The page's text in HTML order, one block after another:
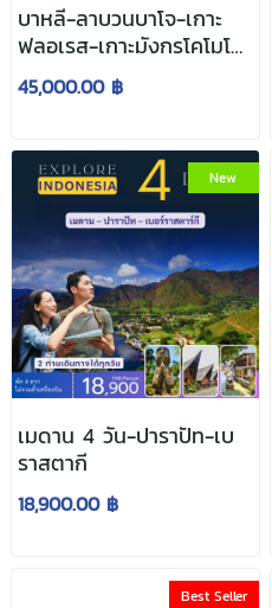
บาหลี-ลาบวนบาโจ-เกาะ
ฟลอเรส-เกาะมังกรโคโมโด
5 วัน
45,000.00 ฿
New
เมดาน 4 วัน-ปาราปัท-เบ
ราสตากี
18,900.00 ฿
Best Seller